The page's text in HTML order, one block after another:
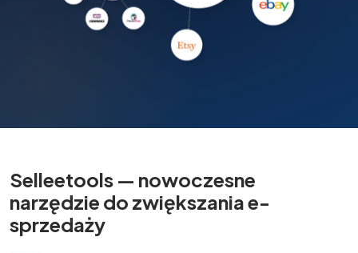
Selleetools — nowoczesne
narzędzie do zwiększania e-
sprzedaży